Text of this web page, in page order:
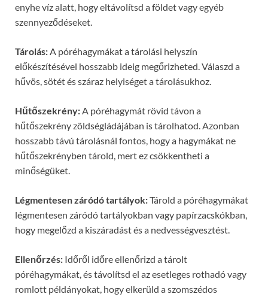
enyhe víz alatt, hogy eltávolítsd a földet vagy egyéb
szennyeződéseket.
Tárolás:A póréhagymákat a tárolási helyszín
előkészítésével hosszabb ideig megőrizheted. Válaszd a
hűvös, sötét és száraz helyiséget a tárolásukhoz.
Hűtőszekrény:A póréhagymát rövid távon a
hűtőszekrény zöldségládájában is tárolhatod. Azonban
hosszabb távú tárolásnál fontos, hogy a hagymákat ne
hűtőszekrényben tárold, mert ez csökkentheti a
minőségüket.
Légmentesen záródó tartályok:Tárold a póréhagymákat
légmentesen záródó tartályokban vagy papírzacskókban,
hogy megelőzd a kiszáradást és a nedvességvesztést.
Ellenőrzés: Időről időre ellenőrizd a tárolt
póréhagymákat, és távolítsd el az esetleges rothadó vagy
romlott példányokat, hogy elkerüld a szomszédos